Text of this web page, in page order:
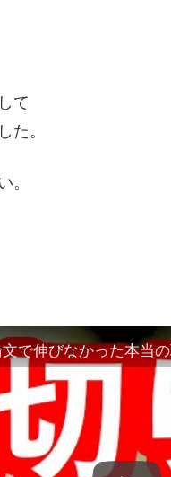
て
た。
。
で伸びなかった本当